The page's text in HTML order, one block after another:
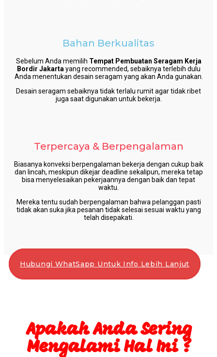
Bahan Berkualitas
Sebelum Anda memilih Tempat Pembuatan Seragam Kerja
Bordir Jakarta yang recommended, sebaiknya terlebih dulu
Anda menentukan desain seragam yang akan Anda gunakan.
Desain seragam sebaiknya tidak terlalu rumit agar tidak ribet
juga saat digunakan untuk bekerja.
Terpercaya & Berpengalaman
Biasanya konveksi berpengalaman bekerja dengan cukup baik
dan lincah, meskipun dikejar deadline sekalipun, mereka tetap
bisa menyelesaikan pekerjaannya dengan baik dan tepat
waktu.
Mereka tentu sudah berpengalaman bahwa pelanggan pasti
tidak akan suka jika pesanan tidak selesai sesuai waktu yang
telah disepakati.
Hubungi WhatSapp Untuk Info Lebih Lanjut
Apakah Anda Sering
Mengalami Hal Ini ?